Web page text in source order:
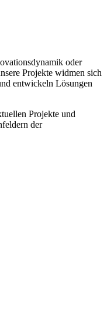
oder
Projekte widmen sich
entwickeln Lösungen
Projekte und
der